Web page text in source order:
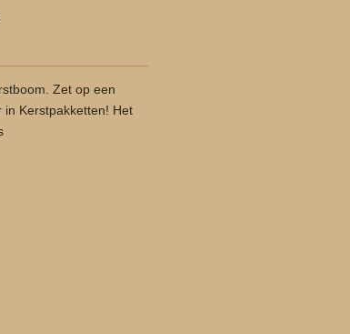
Zet op een
in Kerstpakketten! Het